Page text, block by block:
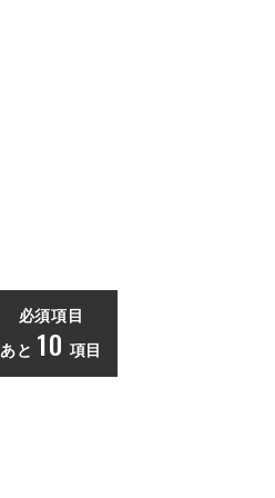
必須項目
あと 10 項目